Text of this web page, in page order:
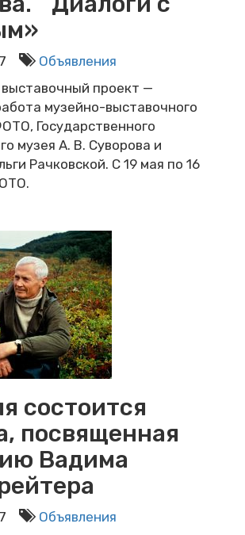
Объявления
проект —
музейно-выставочного
Государственного
музея А. В. Суворова и
Рачковской. С 19 мая по 16
состоится
посвященная
Вадима
Объявления